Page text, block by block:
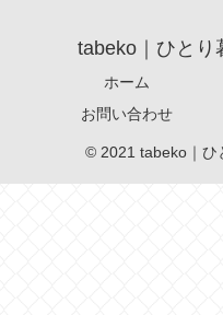
tabeko｜ひとり
ホーム
お問い合わせ
© 2021 tabeko｜ひ